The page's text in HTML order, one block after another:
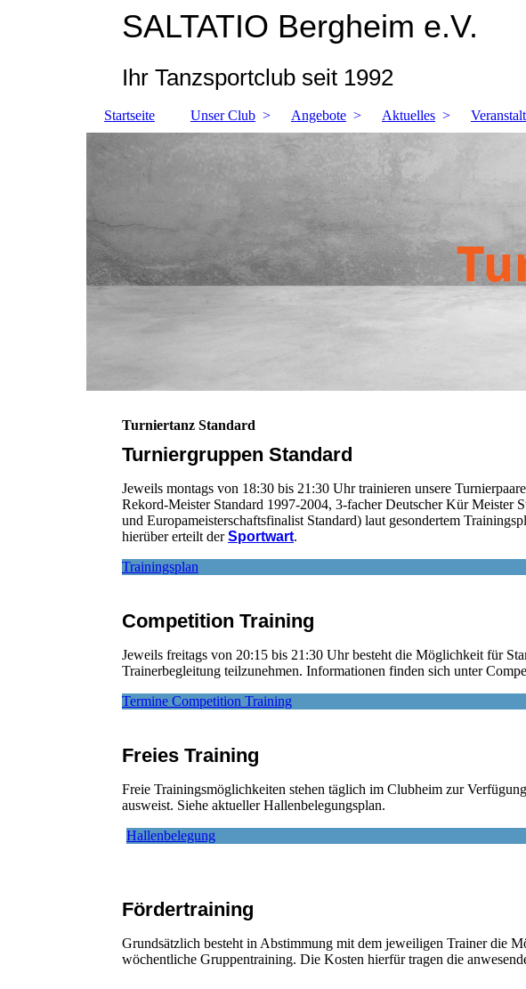
SALTATIO Bergheim e.V.
Ihr Tanzsportclub seit 1992
Startseite Unser Club Angebote Aktuelles
Turniertanz Standard
Turniergruppen Standard
Jeweils montags von 18:30 bis 21:30 Uhr trainieren unsere
Rekord-Meister Standard 1997-2004, 3-facher Deutscher Kür Meister
und Europameisterschaftsfinalist Standard) laut gesondertem
hierüber erteilt derSportwart.
Trainingsplan
Competition Training
Jeweils freitags von 20:15 bis 21:30 Uhr besteht die Möglichkeit für
Trainerbegleitung teilzunehmen. Informationen finden sich unter
Termine Competition Training
Freies Training
Freie Trainingsmöglichkeiten stehen täglich im Clubheim zur
ausweist. Siehe aktueller Hallenbelegungsplan.
Hallenbelegung
Fördertraining
Grundsätzlich besteht in Abstimmung mit dem jeweiligen Trainer die
wöchentliche Gruppentraining. Die Kosten hierfür tragen die